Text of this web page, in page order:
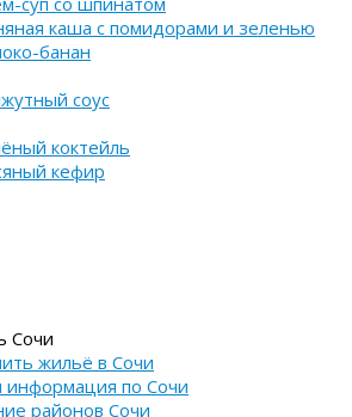
каша с помидорами и зеленью
банан
соус
коктейль
кефир
Сочи
жильё в Сочи
по Сочи
районов Сочи